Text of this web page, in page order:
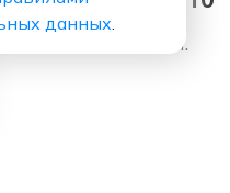
S.A.M.
данных.